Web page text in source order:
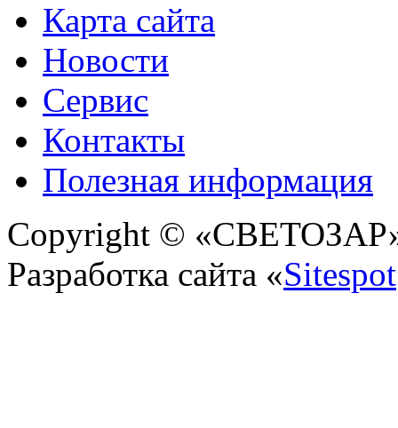
Карта сайта
Новости
Сервис
Контакты
Полезная информация
Copyright ©
Разработка сайта «Sitespot